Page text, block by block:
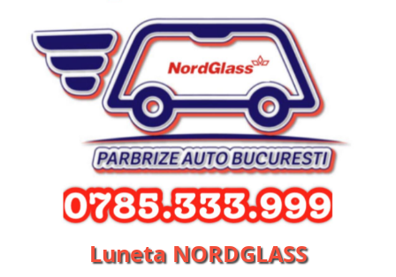
Luneta NORDGLASS